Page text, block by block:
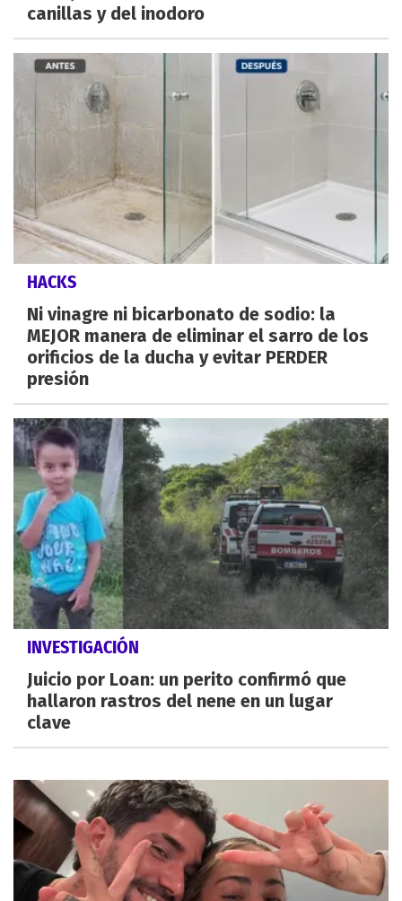
canillas y del inodoro
HACKS
Ni vinagre ni bicarbonato de sodio: la
MEJOR manera de eliminar el sarro de los
orificios de la ducha y evitar PERDER
presión
INVESTIGACIÓN
Juicio por Loan: un perito confirmó que
hallaron rastros del nene en un lugar
clave